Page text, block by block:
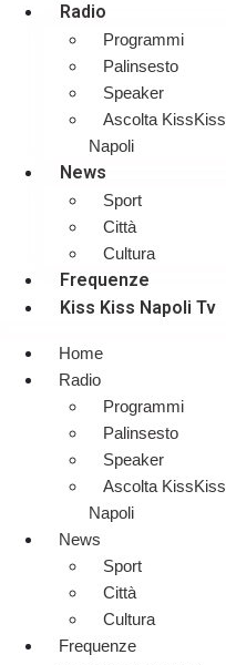
Radio
Programmi
Palinsesto
Speaker
Ascolta KissKiss
Napoli
News
Sport
Città
Cultura
Frequenze
Kiss Kiss Napoli Tv
Home
Radio
Programmi
Palinsesto
Speaker
Ascolta KissKiss
Napoli
News
Sport
Città
Cultura
Frequenze